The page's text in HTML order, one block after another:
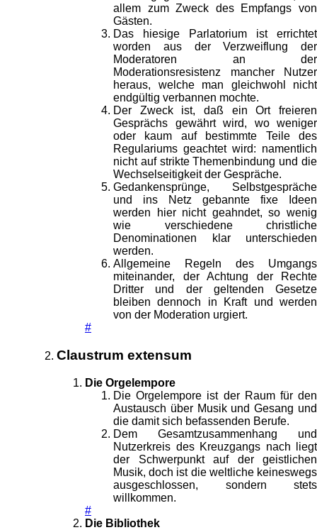
allem zum Zweck des Empfangs von
Gästen.
Das hiesige Parlatorium ist errichtet
worden aus der Verzweiflung der
Moderatoren an der
Moderationsresistenz mancher Nutzer
heraus, welche man gleichwohl nicht
endgültig verbannen mochte.
Der Zweck ist, daß ein Ort freieren
Gesprächs gewährt wird, wo weniger
oder kaum auf bestimmte Teile des
Regulariums geachtet wird: namentlich
nicht auf strikte Themenbindung und die
Wechselseitigkeit der Gespräche.
Gedankensprünge, Selbstgespräche
und ins Netz gebannte fixe Ideen
werden hier nicht geahndet, so wenig
wie verschiedene christliche
Denominationen klar unterschieden
werden.
Allgemeine Regeln des Umgangs
miteinander, der Achtung der Rechte
Dritter und der geltenden Gesetze
bleiben dennoch in Kraft und werden
von der Moderation urgiert.
#
Claustrum extensum
Die Orgelempore
Die Orgelempore ist der Raum für den
Austausch über Musik und Gesang und
die damit sich befassenden Berufe.
Dem Gesamtzusammenhang und
Nutzerkreis des Kreuzgangs nach liegt
der Schwerpunkt auf der geistlichen
Musik, doch ist die weltliche keineswegs
ausgeschlossen, sondern stets
willkommen.
#
Die Bibliothek